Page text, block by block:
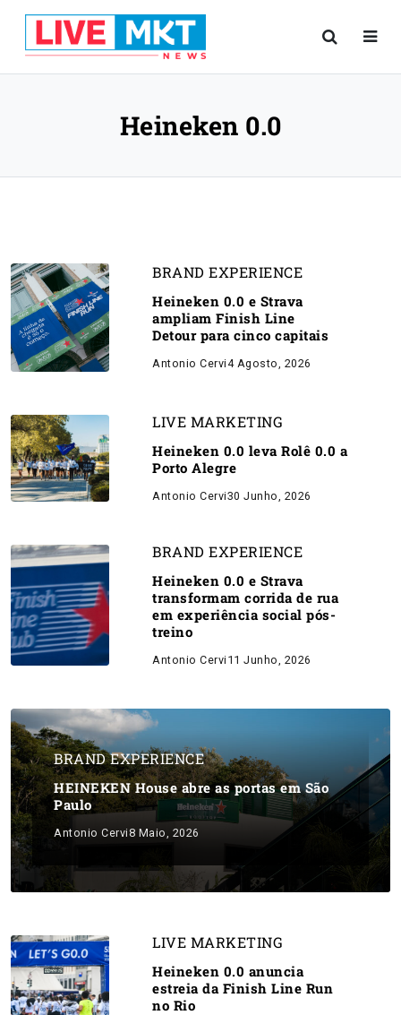
Heineken 0.0
BRAND EXPERIENCE
Heineken 0.0 e Strava
ampliam Finish Line
Detour para cinco capitais
Antonio Cervi4 Agosto, 2026
LIVE MARKETING
Heineken 0.0 leva Rolê 0.0 a
Porto Alegre
Antonio Cervi30 Junho, 2026
BRAND EXPERIENCE
Heineken 0.0 e Strava
transformam corrida de rua
em experiência social pós-
treino
Antonio Cervi 11 Junho, 2026
BRAND EXPERIENCE
HEINEKEN House abre as portas em São
Paulo
Antonio Cervi8 Maio, 2026
LIVE MARKETING
Heineken 0.0 anuncia
estreia da Finish Line Run
no Rio